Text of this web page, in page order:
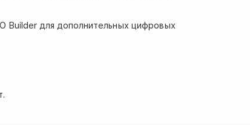
Builder для дополнительных цифровых